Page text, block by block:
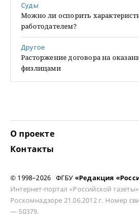
Суды
Можно ли оспорить
работодателем?
Другое
Расторжение договора на
физлицами
О проекте
Контакты
© 1998–2026 ФГБУ «Редакция
Интернет-портал «Российской
Роскомнадзоре 21.06.2012 г. Номер
— 50379.